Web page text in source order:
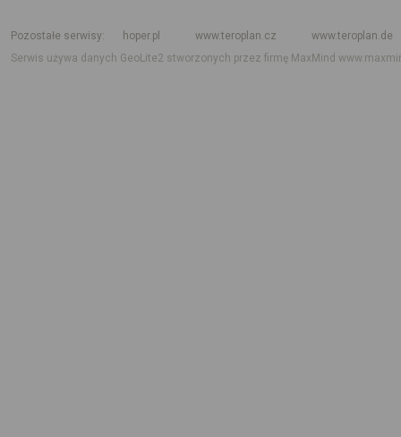
Pozostałe serwisy
hoper.pl www.teroplan.cz
www.teroplan.de
Serwis używa danych GeoLite2 stworzonych przez firmę MaxMind